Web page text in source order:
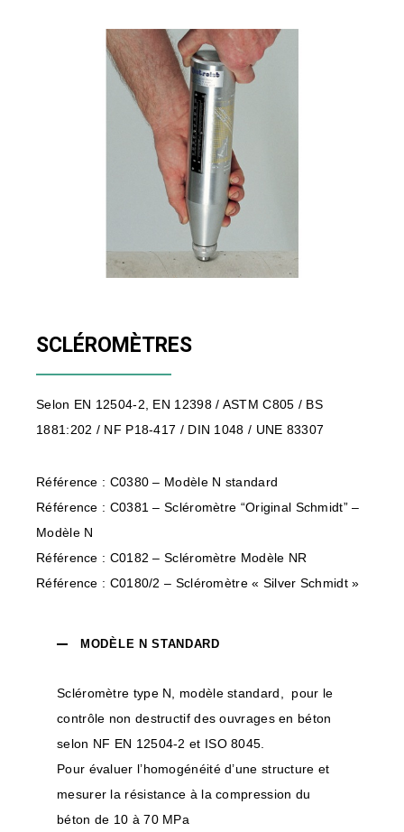
SCLÉROMÈTRES
Selon EN 12504-2, EN 12398 / ASTM C805 / BS
1881:202 / NF P18-417 / DIN 1048 / UNE 83307
Référence : C0380 – Modèle N standard
Référence : C0381 – Scléromètre “Original Schmidt” –
Modèle N
Référence : C0182 – Scléromètre Modèle NR
Référence : C0180/2 – Scléromètre « Silver Schmidt »
MODÈLE N STANDARD
Scléromètre type N, modèle standard, pour le
contrôle non destructif des ouvrages en béton
selon NF EN 12504-2 et ISO 8045.
Pour évaluer l’homogénéité d’une structure et
mesurer la résistance à la compression du
béton de 10 à 70 MPa